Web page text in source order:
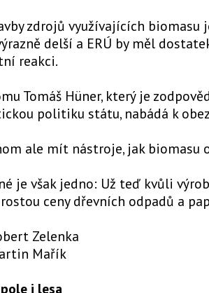
zdrojů využívajících
delší a ERÚ by měl
reakci.
Tomáš Hüner, který je
politiku státu, nabádá k
ale mít nástroje, jak biomasu
je však jedno: Už teď kvůli
ceny dřevních odpadů a
Zelenka
Mařík
i lesa